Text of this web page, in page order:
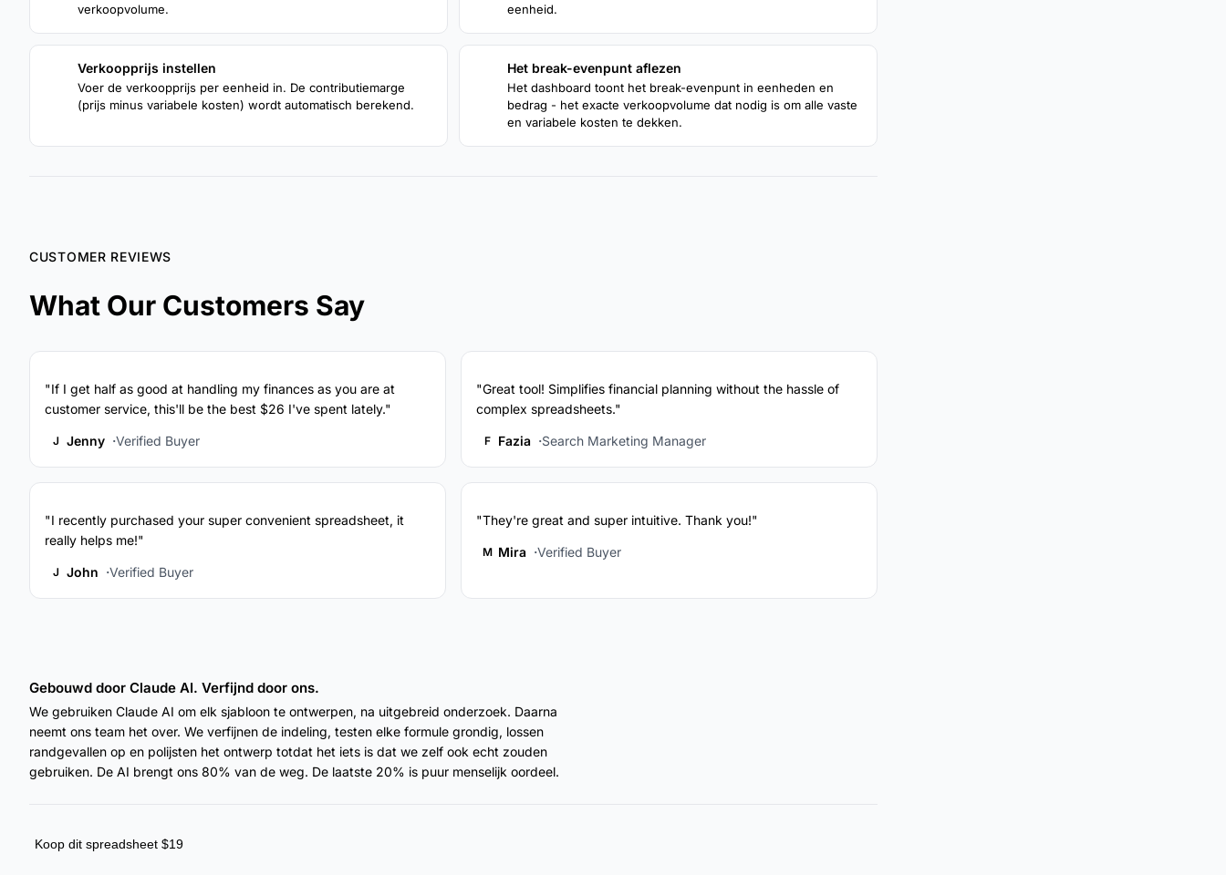
verkoopvolume.
eenheid.
Verkoopprijs instellen
Voer de verkoopprijs per eenheid in. De contributiemarge
(prijs minus variabele kosten) wordt automatisch berekend.
Het break-evenpunt aflezen
Het dashboard toont het break-evenpunt in eenheden en
bedrag - het exacte verkoopvolume dat nodig is om alle vaste
en variabele kosten te dekken.
CUSTOMER REVIEWS
What Our Customers Say
"If I get half as good at handling my finances as you are at
customer service, this'll be the best $26 I've spent lately."
J Jenny Verified Buyer
"Great tool! Simplifies financial planning without the hassle of
complex spreadsheets."
F Fazia Search Marketing Manager
"I recently purchased your super convenient spreadsheet, it
really helps me!"
J John Verified Buyer
"They're great and super intuitive. Thank you!"
M Mira Verified Buyer
Gebouwd door Claude AI. Verfijnd door ons.
We gebruiken Claude AI om elk sjabloon te ontwerpen, na uitgebreid onderzoek. Daarna
neemt ons team het over. We verfijnen de indeling, testen elke formule grondig, lossen
randgevallen op en polijsten het ontwerp totdat het iets is dat we zelf ook echt zouden
gebruiken. De AI brengt ons 80% van de weg. De laatste 20% is puur menselijk oordeel.
Koop dit spreadsheet $19